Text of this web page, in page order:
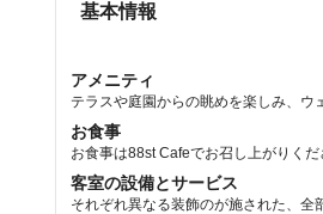
基本情報
アメニティ
テラスや庭園からの眺めを楽しみ、ウ
お食事
お食事は88st Cafeでお召し上がりく
客室の設備とサービス
それぞれ異なる装飾のが施された、